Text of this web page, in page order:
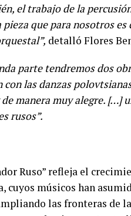
el trabajo de la
que para nosotros es
detalló Flores
parte tendremos dos
las danzas
manera muy alegre. […]
rusos”.
Ruso” refleja el
músicos han
las fronteras de